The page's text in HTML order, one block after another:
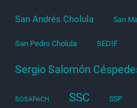
San Andrés Cholula San
San Pedro Cholula SEDIF
Sergio Salomón
SOSAPACH SSC SSP